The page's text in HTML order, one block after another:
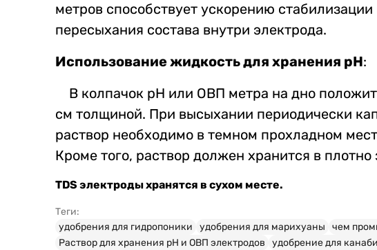
метров способствует ускорению
пересыхания состава внутри электрода.
Использование жидкостьдля хранения рН:
В колпачок рН или ОВП метра на дно
см толщиной. При высыхании периодически
раствор необходимо в темном прохладном
Кроме того, раствор должен хранится в плотно
TDS электроды хранятся в сухом месте.
Теги:
удобрения для гидропоники
удобрения для марихуаны чем
Pаствор для хранения рН и ОВП электродов
удобрение для